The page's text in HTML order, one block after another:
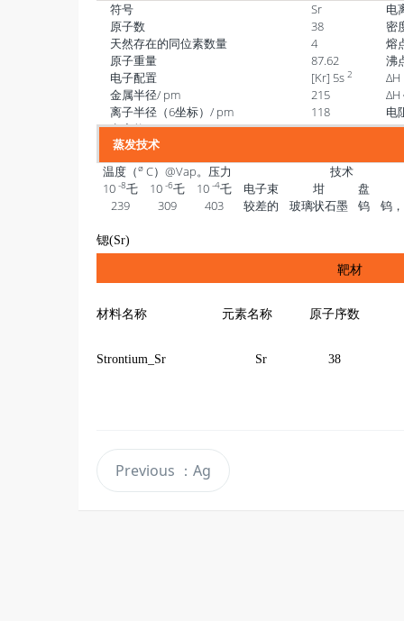
符号
Sr
电
原子数
38
密
天然存在的同位素数量
4
熔
原子重量
87.62
沸
电子配置
[Kr] 5s 2 ΔH
金属半径/ pm 215 ΔH
离子半径（6坐标）/ pm 118
电
电离能/ kJmolI
549.2
E°
蒸发技术
温度（ø C）@Vap。压力
技术
10 -8乇 10 -6乇 10 -4乇 电子束 坩 盘
239
309 403 较差的 玻璃状石墨 钨 钨
锶(Sr)
靶材
材料名称 元素名称 原子序数
Strontium_Sr Sr 38
Previous ：Ag